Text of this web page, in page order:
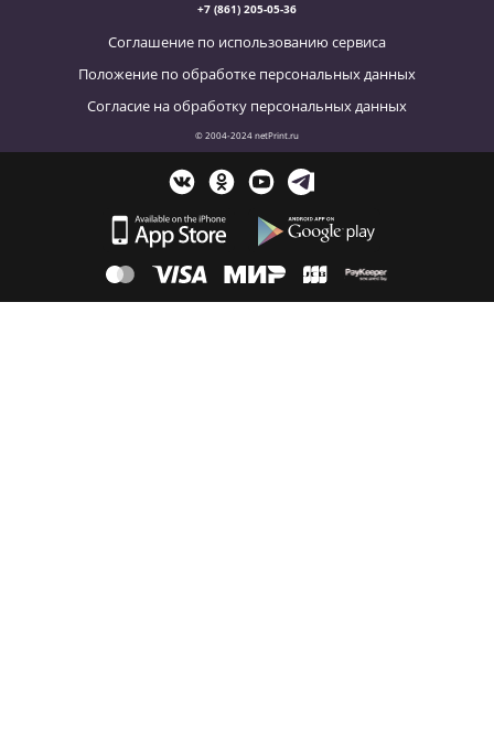
+7 (861) 205-05-36
Соглашение по использованию сервиса
Положение по обработке персональных данных
Согласие на обработку персональных данных
© 2004-2024 netPrint.ru